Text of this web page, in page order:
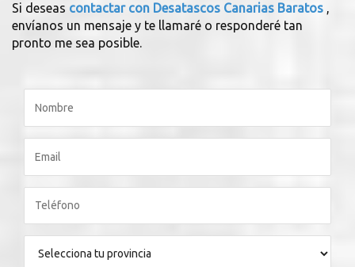
Si deseas contactar con Desatascos Canarias Baratos ,
envíanos un mensaje y te llamaré o responderé tan
pronto me sea posible.